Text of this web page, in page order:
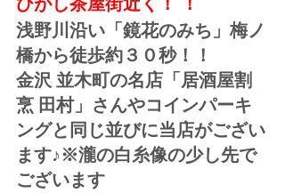
浅野川沿い「鏡花のみち」梅ノ
橋から徒歩約３０秒！！
金沢 並木町の名店「居酒屋割
烹 田村」さんやコインパーキ
ングと同じ並びに当店がござい
ます♪※瀧の白糸像の少し先で
ございます